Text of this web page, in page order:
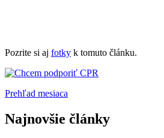
Pozrite si aj fotky k tomuto článku.
Prehľad mesiaca
Najnovšie články